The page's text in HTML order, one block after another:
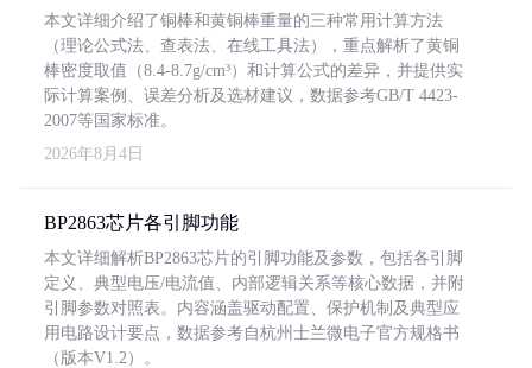
本文详细介绍了铜棒和黄铜棒重量的三种常用计算方法
（理论公式法、查表法、在线工具法），重点解析了黄铜
棒密度取值（8.4-8.7g/cm³）和计算公式的差异，并提供实
际计算案例、误差分析及选材建议，数据参考GB/T 4423-
2007等国家标准。
2026年8月4日
BP2863芯片各引脚功能
本文详细解析BP2863芯片的引脚功能及参数，包括各引脚
定义、典型电压/电流值、内部逻辑关系等核心数据，并附
引脚参数对照表。内容涵盖驱动配置、保护机制及典型应
用电路设计要点，数据参考自杭州士兰微电子官方规格书
（版本V1.2）。